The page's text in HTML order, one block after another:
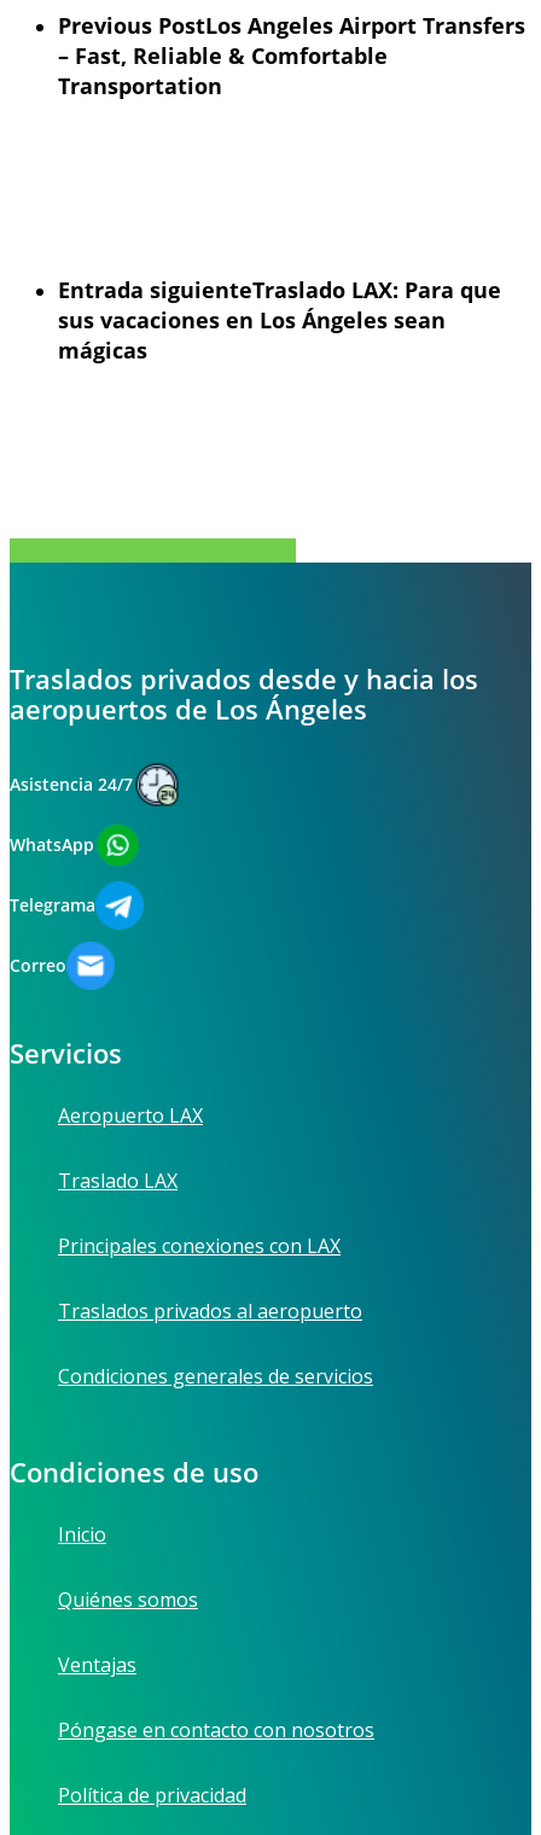
Previous PostLos Angeles Airport Transfers
– Fast, Reliable & Comfortable
Transportation
Entrada siguienteTraslado LAX: Para que
sus vacaciones en Los Ángeles sean
mágicas
Traslados privados desde y hacia los
aeropuertos de Los Ángeles
Asistencia 24/7
WhatsApp
Telegrama
Correo
Servicios
Aeropuerto LAX
Traslado LAX
Principales conexiones con LAX
Traslados privados al aeropuerto
Condiciones generales de servicios
Condiciones de uso
Inicio
Quiénes somos
Ventajas
Póngase en contacto con nosotros
Política de privacidad